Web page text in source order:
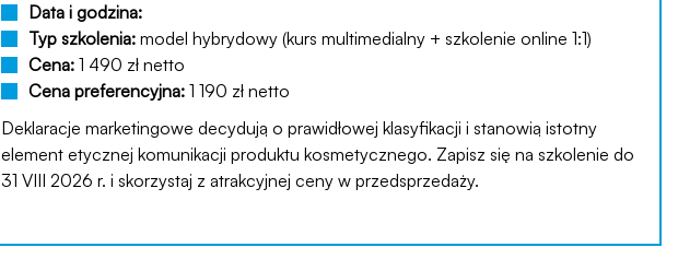
Data i godzina:
Typ szkolenia: model hybrydowy (kurs multimedialny + szkolenie online 1:1)
Cena: 1 490 zł netto
Cena preferencyjna: 1 190 zł netto
Deklaracje marketingowe decydują o prawidłowej klasyfikacji i stanowią istotny
element etycznej komunikacji produktu kosmetycznego. Zapisz się na szkolenie do
31 VIII 2026 r. i skorzystaj z atrakcyjnej ceny w przedsprzedaży.